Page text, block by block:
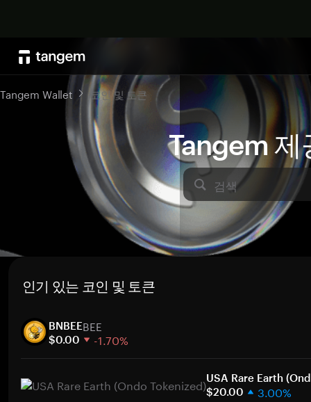
Tangem 제
검색
Tangem Wallet 코인 및 토큰
인기 있는 코인 및 토큰
BNBEEBEE
$0.00 -1.70%
30일
시가총액
USA Rare Earth
$20.00
3.00%